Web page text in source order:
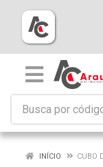
INÍCIO CUBO